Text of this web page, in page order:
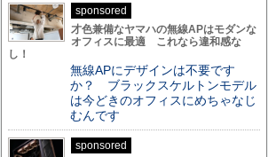
sponsored
才色兼備なヤマハの無線APはモダンな
オフィスに最適 これなら違和感な
し！
無線APにデザインは不要です
か？ ブラックスケルトンモデル
は今どきのオフィスにめちゃなじ
むんです
sponsored